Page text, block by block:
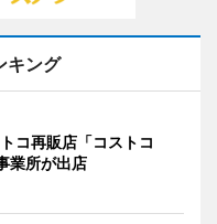
キング
コ再販店「コストコ
業所が出店